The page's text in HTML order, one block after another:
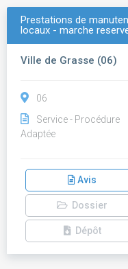
Prestations de
locaux - marche
Ville de Grasse (06)
06
Service - Procédure
Adaptée
Avis
Dossier
Dépôt